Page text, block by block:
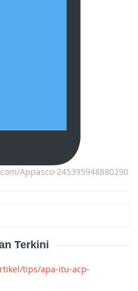
Appasco-245395948880290
Terkini
tips/apa-itu-acp-